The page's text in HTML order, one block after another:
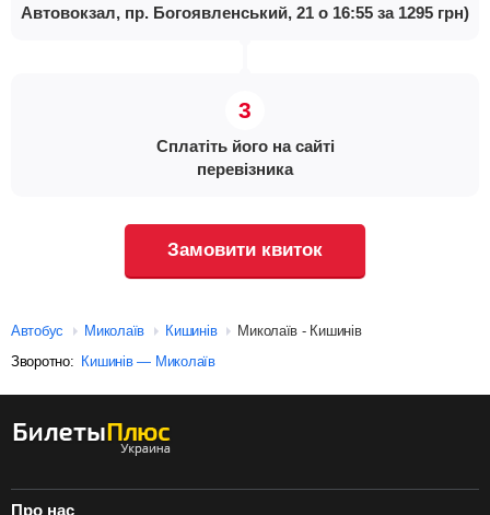
Автовокзал, пр. Богоявленський, 21 о 16:55 за 1295 грн)
Сплатіть його на сайті
перевізника
Замовити квиток
Автобус Миколаїв Кишинів
Миколаїв - Кишинів
Зворотно: Кишинів — Миколаїв
Про нас